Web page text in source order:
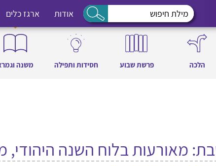
אודות ארגז כלים
הלכה פרשת שבוע חסידות ותפילה משנה
מאורעות בלוח השנה היהודי,